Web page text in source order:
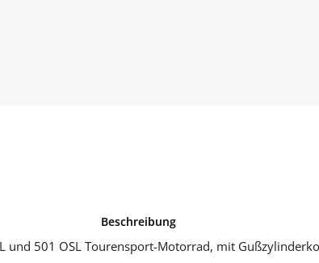
Beschreibung
und 501 OSL Tourensport-Motorrad, mit